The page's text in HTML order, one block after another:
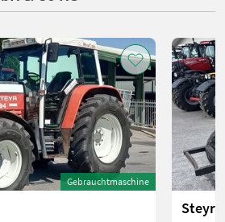
Gebrauchtmaschine
Steyr